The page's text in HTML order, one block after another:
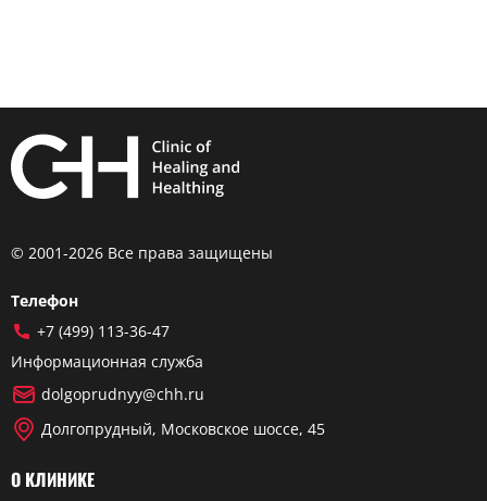
© 2001-2026 Все права защищены
Телефон
+7 (499) 113-36-47
Информационная служба
dolgoprudnyy@chh.ru
Долгопрудный, Московское шоссе, 45
О КЛИНИКЕ